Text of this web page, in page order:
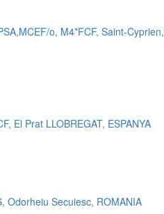
o, M4*FCF, Saint-Cyprien,
El Prat LLOBREGAT, ESPANYA
Odorheiu Secuiesc, ROMANIA